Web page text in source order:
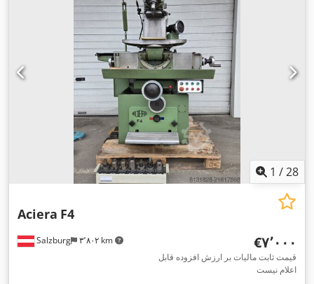
1 /28
Salzburg ۳٬۸۰۲ km
Aciera F4
‎€۷٬۰۰۰
قیمت ثابت مالیات بر ارزش افزوده قابل
اعلام نیست